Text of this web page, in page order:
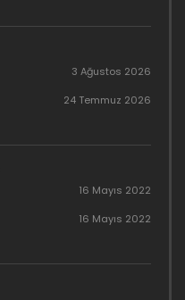
3 Ağustos 2026
24 Temmuz 2026
16 Mayıs 2022
16 Mayıs 2022